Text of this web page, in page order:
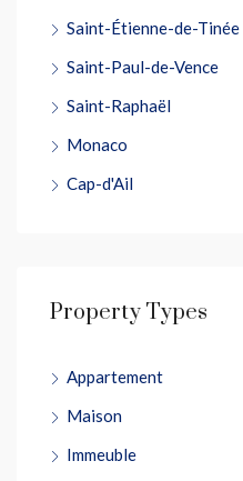
Saint-Étienne-de-Tinée
Saint-Paul-de-Vence
Saint-Raphaël
Monaco
Cap-d'Ail
Property Types
Appartement
Maison
Immeuble